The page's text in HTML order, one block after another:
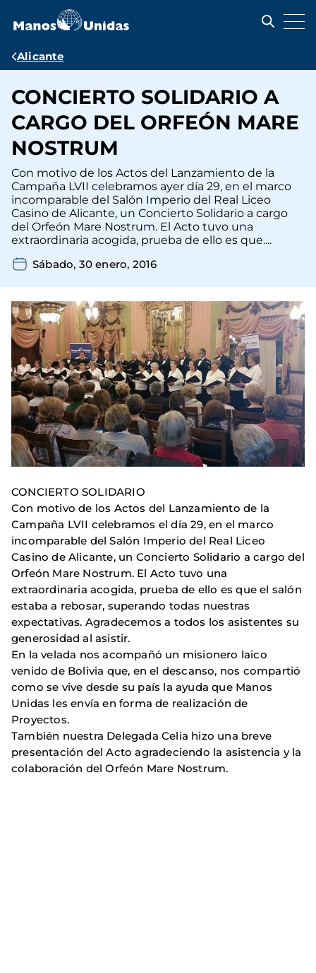
contenido
Ruta
navegación
Alicante
CONCIERTO SOLIDARIO A
CARGO DEL ORFEÓN MARE
NOSTRUM
Con motivo de los Actos del Lanzamiento de la
Campaña LVII celebramos ayer día 29, en el marco
incomparable del Salón Imperio del Real Liceo
Casino de Alicante, un Concierto Solidario a cargo
del Orfeón Mare Nostrum. El Acto tuvo una
extraordinaria acogida, prueba de ello es que....
Sábado, 30 enero, 2016
CONCIERTO SOLIDARIO
Con motivo de los Actos del Lanzamiento de la
Campaña LVII celebramos el día 29, en el marco
incomparable del Salón Imperio del Real Liceo
Casino de Alicante, un Concierto Solidario a cargo del
Orfeón Mare Nostrum. El Acto tuvo una
extraordinaria acogida, prueba de ello es que el salón
estaba a rebosar, superando todas nuestras
expectativas. Agradecemos a todos los asistentes su
generosidad al asistir.
En la velada nos acompañó un misionero laico
venido de Bolivia que, en el descanso, nos compartió
como se vive desde su país la ayuda que Manos
Unidas les envía en forma de realización de
Proyectos.
También nuestra Delegada Celia hizo una breve
presentación del Acto agradeciendo la asistencia y la
colaboración del Orfeón Mare Nostrum.